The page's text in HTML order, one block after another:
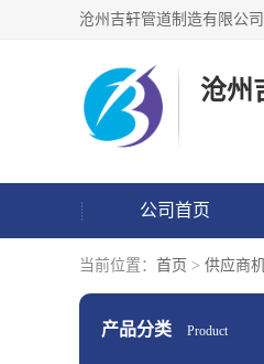
沧州
公司首页
当前位置： 首页 > 供应商
产品分类 Product